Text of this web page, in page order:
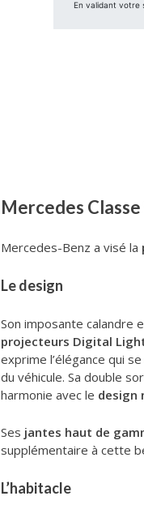
Mercedes Classe
Mercedes-Benz a visé la
Le design
Son imposante calandre
projecteurs Digital
exprime l’élégance qui
du véhicule. Sa double
harmonie avec le design
Ses jantes haut de
supplémentaire à cette
L’habitacle